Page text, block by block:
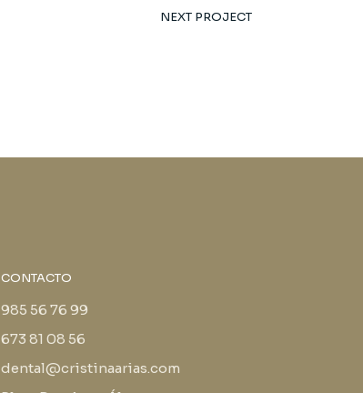
NEXT PROJECT
CONTACTO
985 56 76 99
673 81 08 56
dental@cristinaarias.com